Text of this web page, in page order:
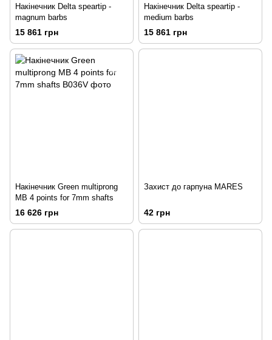
Накінечник Delta speartip -
magnum barbs
15 861 грн
Накінечник Delta speartip -
medium barbs
15 861 грн
Накінечник Green multiprong
MB 4 points for 7mm shafts
16 626 грн
Захист до гарпуна MARES
42 грн